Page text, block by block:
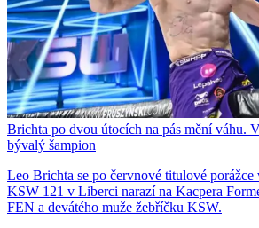
Brichta po dvou útocích na pás mění váhu.
bývalý šampion
Leo Brichta se po červnové titulové
KSW 121 v Liberci narazí na Kacpera
FEN a devátého muže žebříčku KSW.